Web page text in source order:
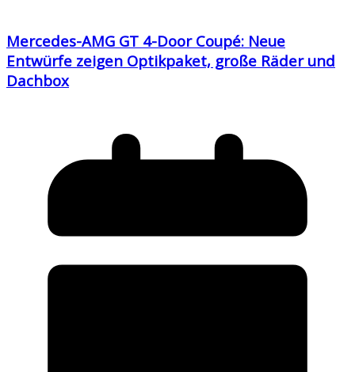
Mercedes-AMG GT 4-Door Coupé: Neue
Entwürfe zeigen Optikpaket, große Räder und
Dachbox